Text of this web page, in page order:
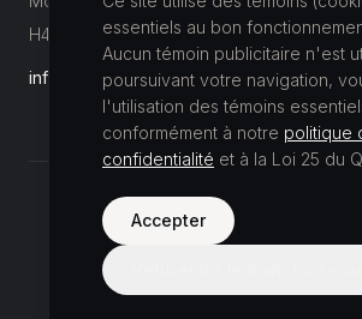
H4E 1A4
info@buildup.ca
© 2026Buildup Recrutement.
Politique de confidentialité
essentiels au bon
Aucun témoin publicitaire n'est
poursuivant votre navigation,
l'utilisation des témoins
conformément à notre politique
confidentialité et à la Loi 25 du
Accepter